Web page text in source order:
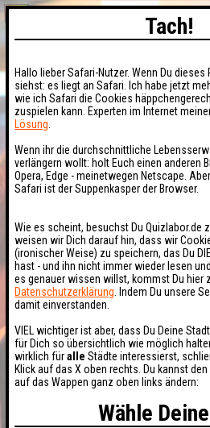
Tach!
Hallo lieber Safari-Nutzer. Wenn Du
siehst: es liegt an Safari. Ich habe jetzt
wie ich Safari die Cookies
zuspielen kann. Experten im Internet
Lösung
Wenn ihr die durchschnittliche
verlängern wollt: holt Euch einen anderen
Opera, Edge - meinetwegen Netscape.
Safari ist der Suppenkasper der Browser.
Wie es scheint, besuchst Du Quizlabor.de
weisen wir Dich darauf hin, dass wir
(ironischer Weise) zu speichern, das Du
hast - und ihn nicht immer wieder lesen
es genauer wissen willst, kommst Du hier
Datenschutzerklärung . Indem Du unsere
damit einverstanden.
VIEL wichtiger ist aber, dass Du Deine
für Dich so übersichtlich wie möglich
wirklich füralle Städte interessierst,
Klick auf das X oben rechts. Du kannst
auf das Wappen ganz oben links ändern:
Wähle